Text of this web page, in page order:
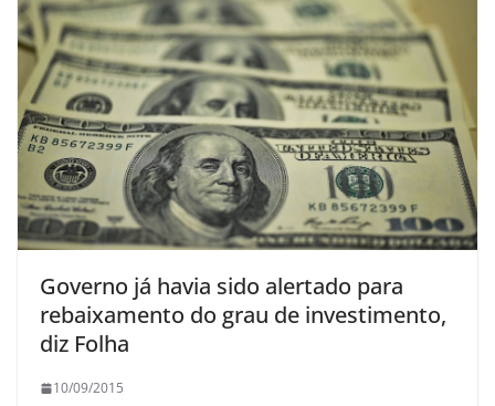
Governo já havia sido alertado para
rebaixamento do grau de investimento,
diz Folha
10/09/2015